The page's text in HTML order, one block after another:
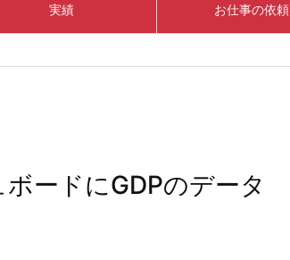
実績 お仕事の依頼
ードにGDPのデータ